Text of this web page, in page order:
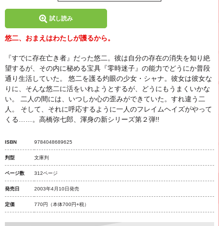
試し読み
悠二、おまえはわたしが護るから。
『すでに存在亡き者』だった悠二。彼は自分の存在の消失を知り絶
望するが、その内に秘める宝具『零時迷子』の能力でどうにか普段
通り生活していた。 悠二を護る灼眼の少女・シャナ。彼女は彼女な
りに、そんな悠二に活をいれようとするが、どうにもうまくいかな
い。 二人の間には、いつしか心の歪みができていた。すれ違う二
人。 そして、それに呼応するように一人のフレイムヘイズがやって
くる……。高橋弥七郎、渾身の新シリーズ第２弾!!
ISBN 9784048689625
判型 文庫判
ページ数 312ページ
発売日 2003年4月10日発売
定価 770円 （本体700円+税）